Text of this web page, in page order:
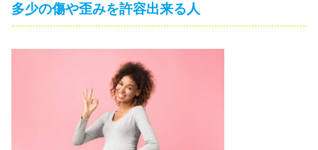
多少の傷や歪みを許容出来る人